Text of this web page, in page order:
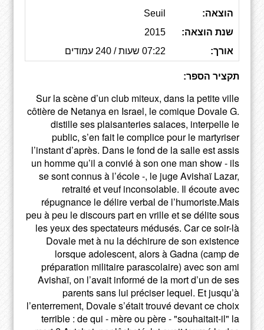
הוצאה:
Seuil
שנת הוצאה:
2015
אורך:
07:22 שעות / 240 עמודים
תקציר הספר:
Sur la scène d’un club miteux, dans la petite ville
côtière de Netanya en Israel, le comique Dovale G.
distille ses plaisanteries salaces, interpelle le
public, s’en fait le complice pour le martyriser
l’instant d’après. Dans le fond de la salle est assis
un homme qu’il a convié à son one man show - ils
se sont connus à l’école -, le juge Avishaï Lazar,
retraité et veuf inconsolable. Il écoute avec
répugnance le délire verbal de l’humoriste.Mais
peu à peu le discours part en vrille et se délite sous
les yeux des spectateurs médusés. Car ce soir-là
Dovale met à nu la déchirure de son existence
lorsque adolescent, alors à Gadna (camp de
préparation militaire parascolaire) avec son ami
Avishaï, on l’avait informé de la mort d’un de ses
parents sans lui préciser lequel. Et jusqu’à
l’enterrement, Dovale s’était trouvé devant ce choix
terrible : de qui - mère ou père - "souhaitait-il" la